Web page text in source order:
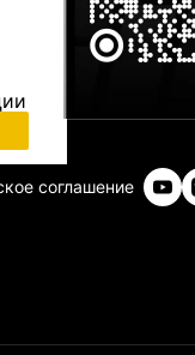
соглашение